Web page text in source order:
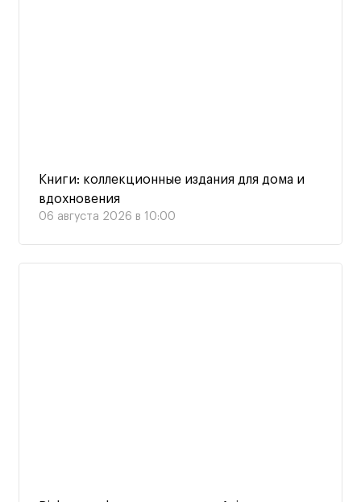
Книги: коллекционные издания для дома и
вдохновения
06 августа 2026 в 10:00